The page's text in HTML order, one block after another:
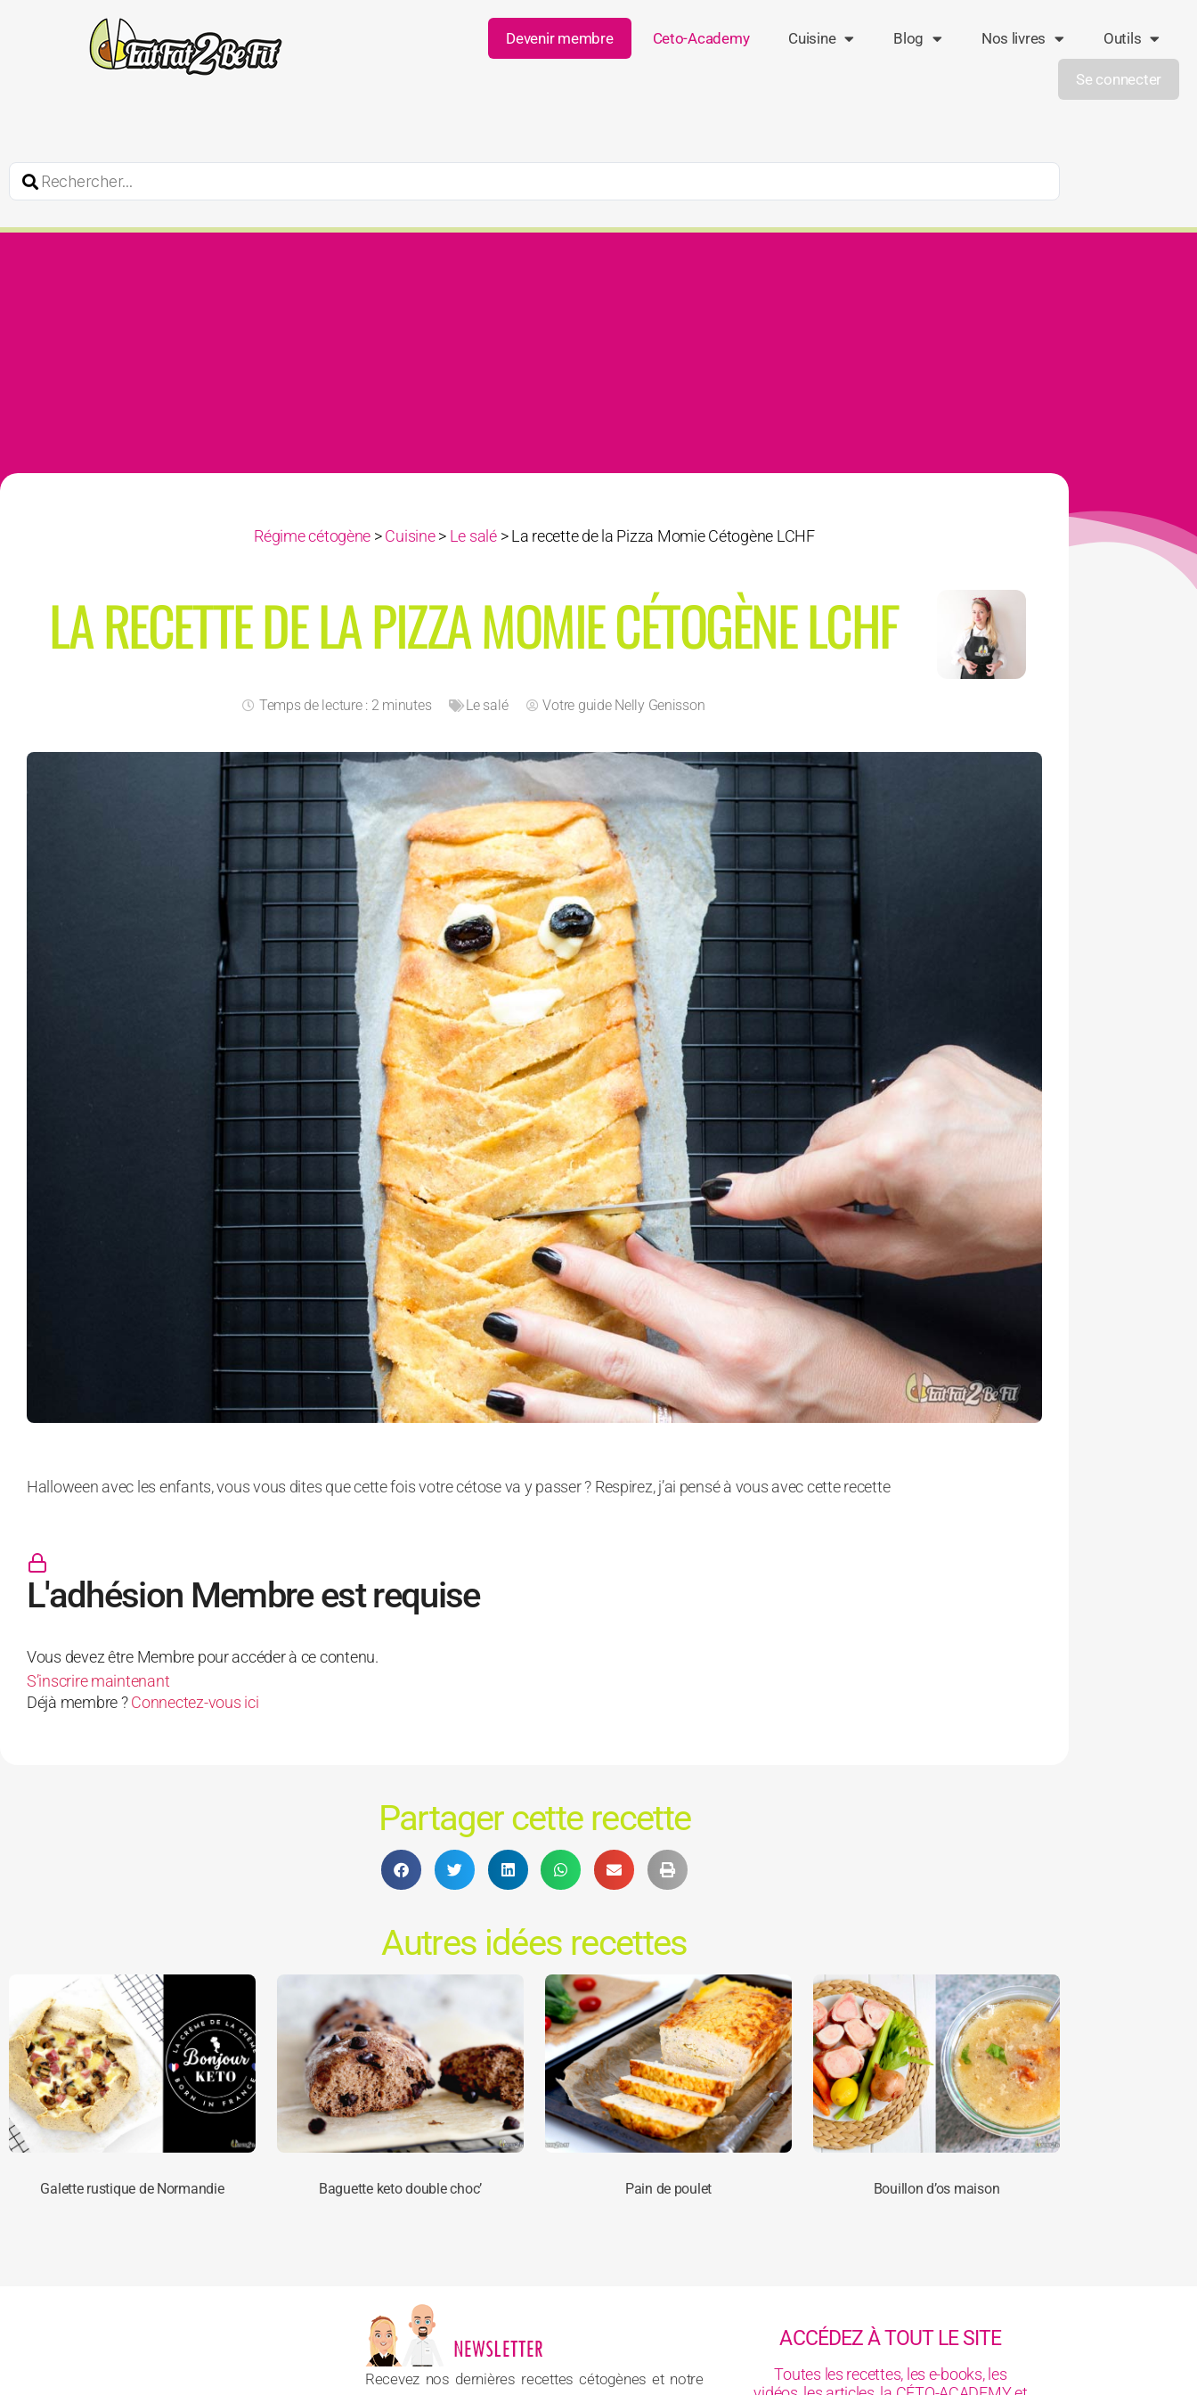
Devenir membre Ceto-Academy Cuisine Blog Nos livres Outils
Se connecter
Régime cétogène >Cuisine> Le salé>La recette de la Pizza Momie Cétogène LCHF
LA RECETTE DE LA PIZZA MOMIE CÉTOGÈNE LCHF
Temps de lecture : 2 minutes Le salé Votre guideNelly Genisson
Halloween avec les enfants, vous vous dites que cette fois votre cétose va y passer ? Respirez, j’ai pensé à vous avec cette recette
L'adhésion Membre est requise
Vous devez être Membre pour accéder à ce contenu.
S’inscrire maintenant
Déjà membre ?Connectez-vous ici
Partager cette recette
Autres idées recettes
Galette rustique de Normandie Baguette keto double choc’ Pain de poulet Bouillon d’os maison
Recevez nos dernières recettes cétogènes et notre
ACCÉDEZ À TOUT LE SITE
Toutes les recettes, les e-books, les